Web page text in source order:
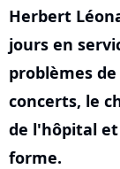
Herbert
jours en
problèmes
concerts, le
de l'hôpital
forme.